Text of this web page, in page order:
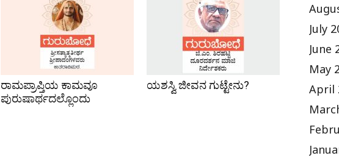
ರಾಮಪ್ರಾಪ್ತಿಯ ಕಾಮವೂ
ಪುರುಷಾರ್ಥದಲ್ಲೊಂದು
ಯಶಸ್ವಿ ಜೀವನ ಗುಟ್ಟೇನು?
July
June
May
April